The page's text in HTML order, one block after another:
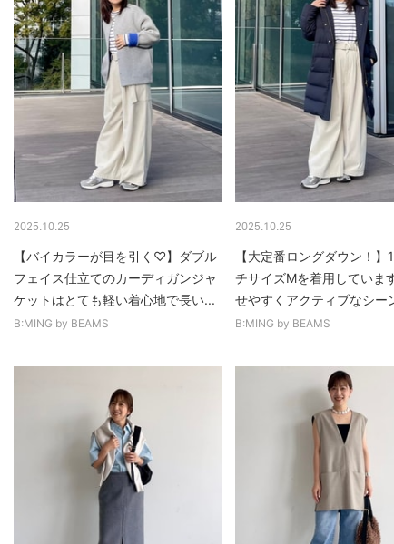
2025.10.25
【バイカラーが目を引く♡】ダブル
フェイス仕立てのカーディガンジャ
ケットはとても軽い着心地で長い...
B:MING by BEAMS
2025.10.25
【大定番ロングダウン！】
チサイズMを着用していま
せやすくアクティブなシー
B:MING by BEAMS